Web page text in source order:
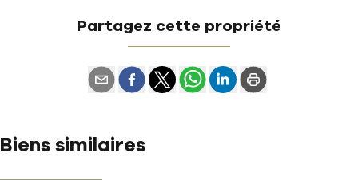
Partagez cette propriété
Biens similaires